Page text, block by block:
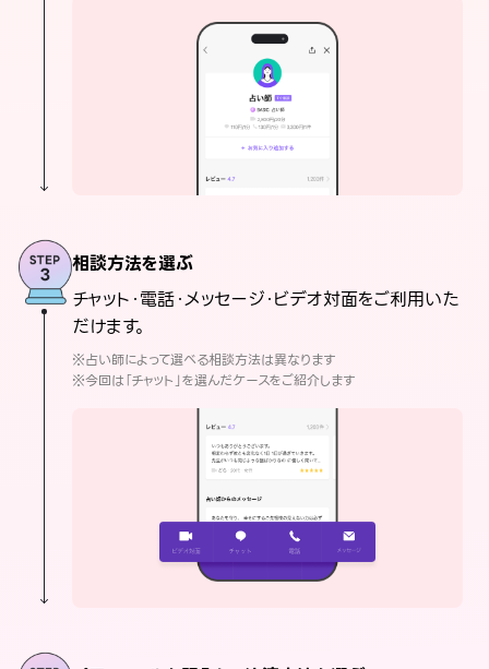
相談方法を選ぶ
チャット・電話・メッセージ・ビデオ対面をご利用いた
だけます。
※占い師によって選べる相談方法は異なります
※今回は「チャット」を選んだケースをご紹介します